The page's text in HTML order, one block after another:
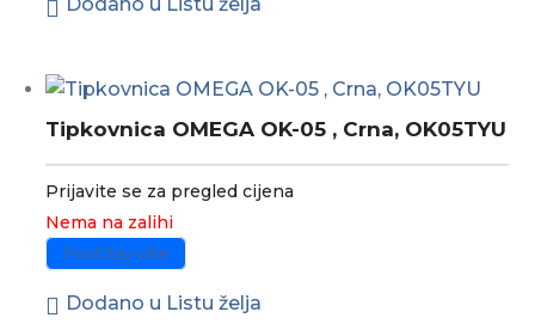
Dodano u Listu želja
Tipkovnica OMEGA OK-05 , Crna, OK05TYU
Prijavite se za pregled cijena
Nema na zalihi
Pročitaj više
Dodano u Listu želja